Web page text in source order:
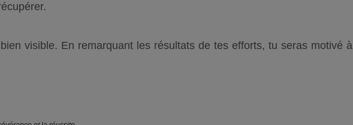
visible. En remarquant les résultats de tes efforts, tu seras motivé à